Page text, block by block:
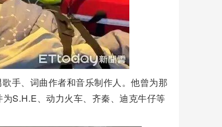
手、词曲作者和音乐制作人。他曾为那
S.H.E、动力火车、齐秦、迪克牛仔等